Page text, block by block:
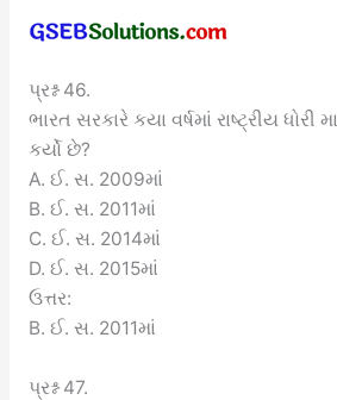
પ્રશ્ન 46.
ભારત સરકારે કયા વર્ષમાં રાષ્ટ્રીય ધોરી
કર્યો છે?
A. ઈ. સ. 2009માં
B. ઈ. સ. 2011માં
C. ઈ. સ. 2014માં
D. ઈ. સ. 2015માં
ઉત્તર:
B. ઈ. સ. 2011માં
પ્રશ્ન 47.